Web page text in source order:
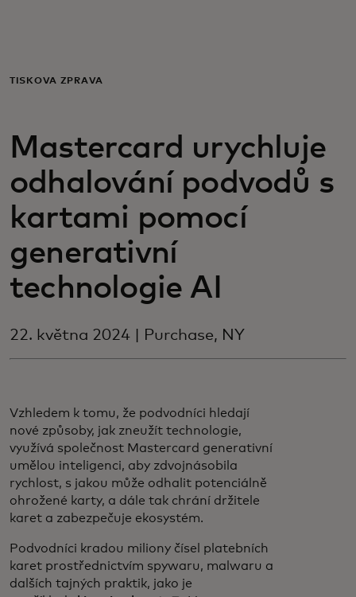
Pro firmy
Pro svět
Pro inovátory
Novinky a trendy
TISKOVÁ ZPRÁVA
Mastercard urychluje
odhalování podvodů s
kartami pomocí
generativní
technologie AI
22. května 2024 | Purchase, NY
Vzhledem k tomu, že podvodníci hledají
nové způsoby, jak zneužít technologie,
využívá společnost Mastercard generativní
umělou inteligenci, aby zdvojnásobila
rychlost, s jakou může odhalit potenciálně
ohrožené karty, a dále tak chrání držitele
karet a zabezpečuje ekosystém.
Podvodníci kradou miliony čísel platebních
karet prostřednictvím spywaru, malwaru a
dalších tajných praktik, jako je